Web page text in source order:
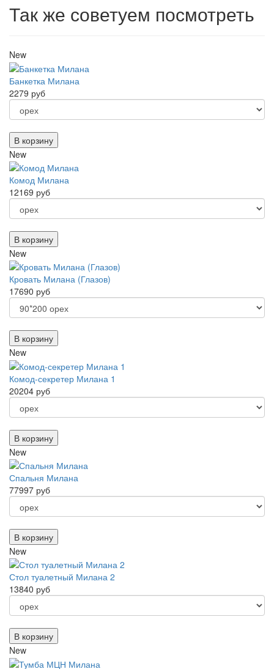
Так же советуем посмотреть
New
Банкетка Милана
2279 руб
В корзину
New
Комод Милана
12169 руб
В корзину
New
Кровать Милана (Глазов)
17690 руб
В корзину
New
Комод-секретер Милана 1
20204 руб
В корзину
New
Спальня Милана
77997 руб
В корзину
New
Стол туалетный Милана 2
13840 руб
В корзину
New